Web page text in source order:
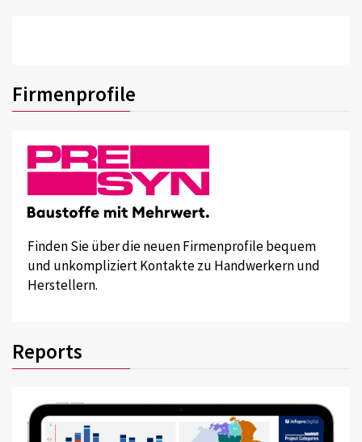
Firmenprofile
Finden Sie über die neuen Firmenprofile bequem
und unkompliziert Kontakte zu Handwerkern und
Herstellern.
Reports